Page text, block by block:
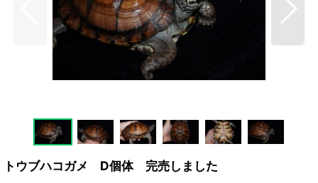
トウブハコガメ D個体 完売しました